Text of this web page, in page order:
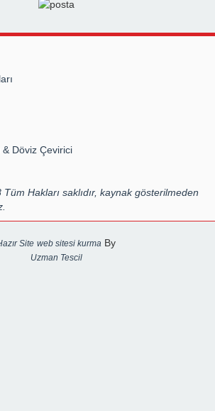
& Döviz Çevirici
Hakları saklıdır, kaynak gösterilmeden
Site web sitesi kurma By
Uzman Tescil